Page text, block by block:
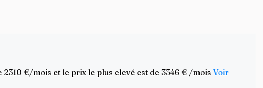
€/mois et le prix le plus elevé est de 3346 € /mois Voir